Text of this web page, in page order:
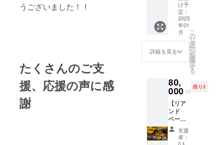
うございました！！
たくさんのご支
援、応援の声に感
謝
入し、思い
切って職業
もライフス
タイルも大
きく転換し
古民家の近
くでベーグ
ル専門店
「リアンド
ベーグル」
を経営し、
まかせ
ベーグ
ル8個
セット
の定期
便プラ
ン】
★★6ヶ
月プラ
す。
★★
1ヶ月に
1回×6回
発送い
たしま
す。
（冷凍
発送で
け予
定：
2025
年01
月
詳細を見る
こ
の
リ
タ
ー
ン
を
選
択
す
る
80,
000 円
残り5
【リア
ンド
ベーグ
ルのボ
タニカ
ルな季
支援
者：
0人